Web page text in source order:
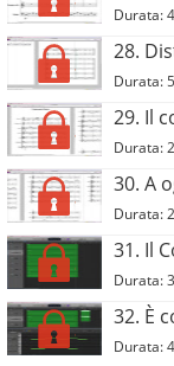
Durata:
28.
Durata:
29. Il
Durata:
30. A
Durata:
31. Il
Durata:
32. È
Durata: